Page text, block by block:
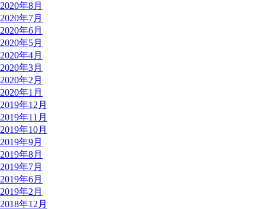
2020年8月
2020年7月
2020年6月
2020年5月
2020年4月
2020年3月
2020年2月
2020年1月
2019年12月
2019年11月
2019年10月
2019年9月
2019年8月
2019年7月
2019年6月
2019年2月
2018年12月